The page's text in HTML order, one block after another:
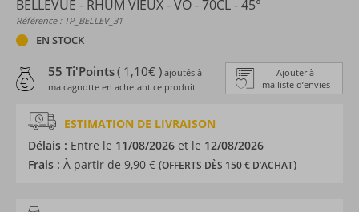
BELLEVUE - RHUM VIEUX - VO - 70CL - 45°
Référence : TP_BELLEV_31
EN STOCK
Ajouter à
ma liste d’envies
55 Ti'Points( 1,10€ ) ajoutés à
ma cagnotte en achetant ce produit
ESTIMATION DE LIVRAISON
Délais : Entre le 11/08/2026 et le 12/08/2026
Frais : À partir de 9,90 € (OFFERTS DÈS 150 € D’ACHAT)